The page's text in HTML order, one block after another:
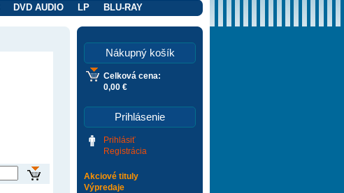
DVD AUDIO LP BLU-RAY
Nákupný košík
Celková cena:
0,00 €
Prihlásenie
Prihlásiť
Registrácia
Akciové tituly
Výpredaje